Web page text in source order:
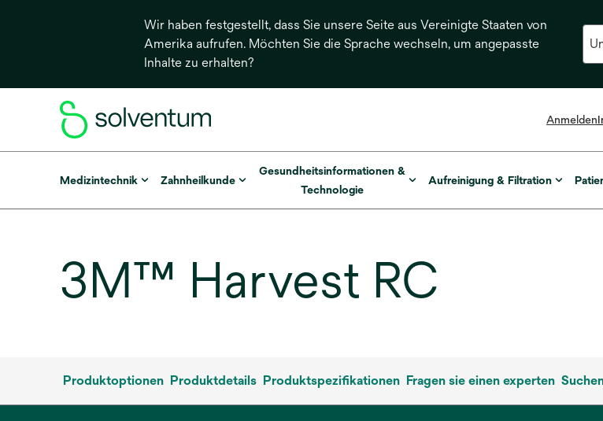
Wir haben festgestellt, dass Sie unsere Seite aus Vereinigte Staaten von
Amerika aufrufen. Möchten Sie die Sprache wechseln, um angepasste
Inhalte zu erhalten?
Anmelden
Medizintechnik Zahnheilkunde
Gesundheitsinformationen &
Technologie
Aufreinigung & Filtration
3M™ Harvest RC
Produktoptionen Produktdetails Produktspezifikationen Fragen sie einen experten